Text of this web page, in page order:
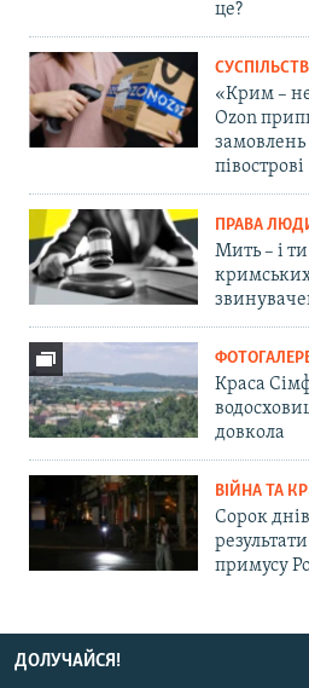
це?
«Крим –
Ozon
півострові
ПРАВА
Мить – і
Краса
довкола
ВІЙНА ТА
Сорок
примусу
ДОЛУЧАЙСЯ!